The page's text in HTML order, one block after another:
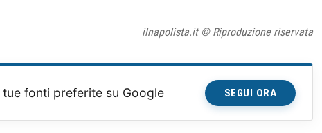
ilnapolista.it © Riproduzione riservata
tue fonti preferite su Google SEGUI ORA